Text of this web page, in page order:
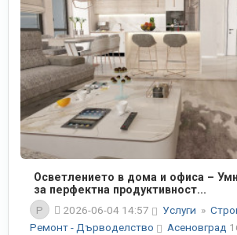
Осветлението в дома и офиса –
за перфектна продуктивност...
P
2026-06-04 14:57 Услуги »
Ремонт - Дърводелство
Асеновград